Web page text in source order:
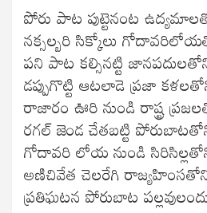
పోరు పాట పుట్టెనంట
నక్సల్బరి సిక్కోలు
పని పాట కల్సినట్టి
డప్పుగొట్టి ఆటలాడె ప్రజా
రాజారం ఊరి నుండి రాష్ట్ర
రగల్ జెండ చేతబట్టి
గోదావరి లోయ నుండి
అణిచివేత చెలరేగి
ప్రతిఘటన పోరుబాట